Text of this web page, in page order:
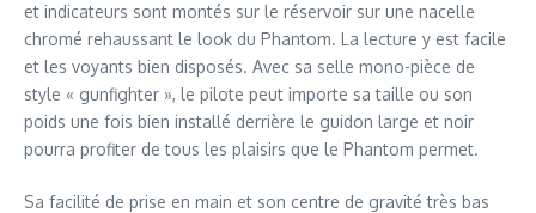
et indicateurs sont montés sur le réservoir sur une nacelle
chromé rehaussant le look du Phantom. La lecture y est facile
et les voyants bien disposés. Avec sa selle mono-pièce de
style « gunfighter », le pilote peut importe sa taille ou son
poids une fois bien installé derrière le guidon large et noir
pourra profiter de tous les plaisirs que le Phantom permet.
Sa facilité de prise en main et son centre de gravité très bas